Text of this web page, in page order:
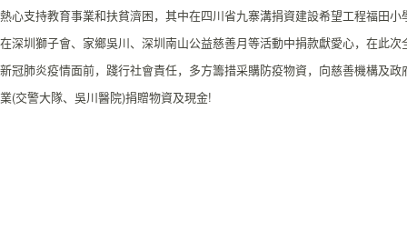
熱心支持教育事業和扶貧濟困，其中在四川省九寨溝捐資建設希望工程福田小
在深圳獅子會、家鄉吳川、深圳南山公益慈善月等活動中捐款獻愛心，在此次
新冠肺炎疫情面前，踐行社會責任，多方籌措采購防疫物資，向慈善機構及政
業(交警大隊、吳川醫院)捐贈物資及現金!